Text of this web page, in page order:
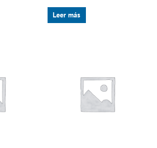
Leer más